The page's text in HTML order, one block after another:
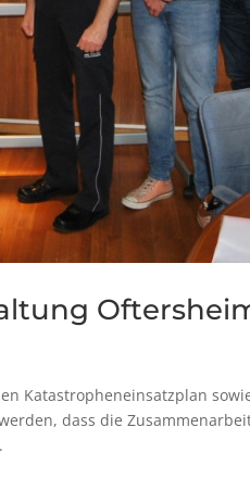
Katastropheneinsatzplan
dass die